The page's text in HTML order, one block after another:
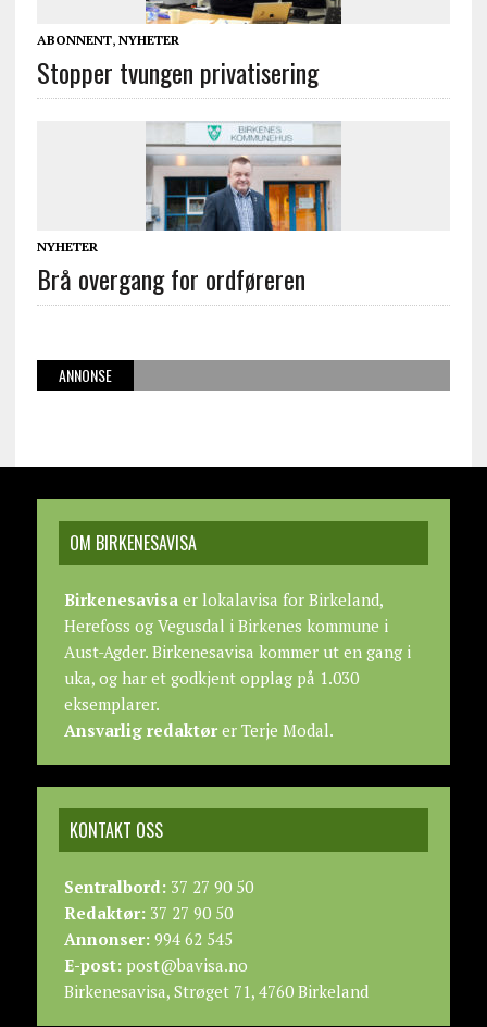
ABONNENT, NYHETER
Stopper tvungen privatisering
NYHETER
Brå overgang for ordføreren
ANNONSE
OM BIRKENESAVISA
Birkenesavisaer lokalavisa for Birkeland,
Herefoss og Vegusdal i Birkenes kommune i
Aust-Agder. Birkenesavisa kommer ut en gang i
uka, og har et godkjent opplag på 1.030
eksemplarer.
Ansvarlig redaktører Terje Modal.
KONTAKT OSS
Sentralbord:37 27 90 50
Redaktør:37 27 90 50
Annonser:994 62 545
E-post:post@bavisa.no
Birkenesavisa, Strøget 71, 4760 Birkeland